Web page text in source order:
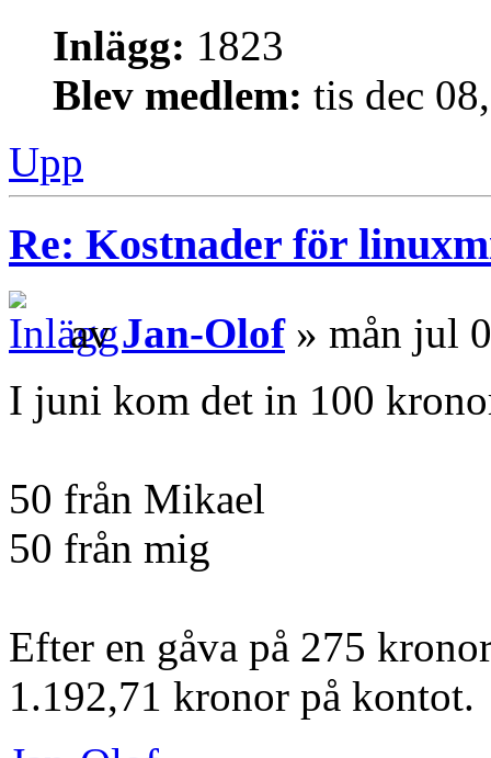
Inlägg: 1823
Blev medlem: tis dec
Upp
Re: Kostnader för
avJan-Olof» mån jul
I juni kom det in 100
50 från Mikael
50 från mig
Efter en gåva på 275
1.192,71 kronor på kontot.